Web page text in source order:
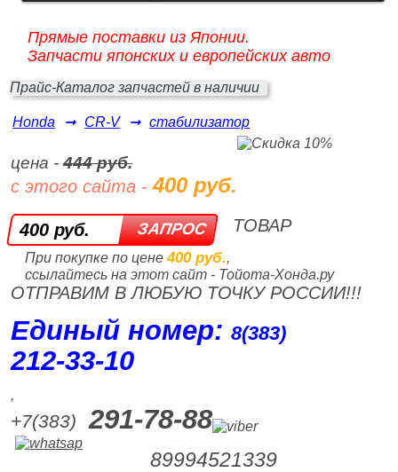
Прямые поставки из Японии.
Запчасти японских и европейских авто
Прайс-Каталог запчастей в наличии
Honda ➞ CR-V ➞ стабилизатор
цена -444 руб.
с этого сайта -400 руб.
400 руб.
При покупке по цене400 руб.,
ссылайтесь на этот сайт - Тойота-Хонда.ру
ТОВАР
ОТПРАВИМ В ЛЮБУЮ ТОЧКУ РОССИИ!!!
Единый номер:8(383)
212‑33‑10
,
+7(383) 291-78-88
89994521339